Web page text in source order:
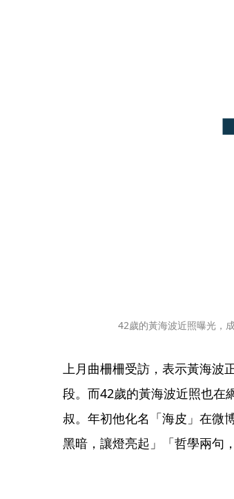
42歲的黃海波近照曝光，
上月曲柵柵受訪，表示黃海
段。而42歲的黃海波近照也在
叔。年初他化名「海皮」在微
黑暗，讓燈亮起」「哲學兩句